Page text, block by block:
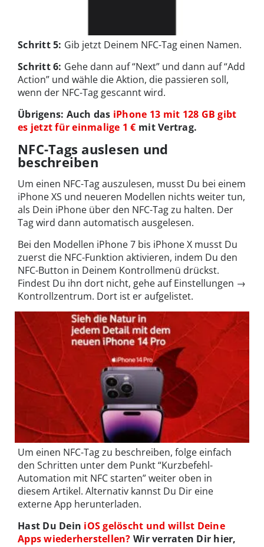
Schritt 5: Gib jetzt Deinem NFC-Tag einen Namen.
Schritt 6: Gehe dann auf “Next” und dann auf “Add
Action” und wähle die Aktion, die passieren soll,
wenn der NFC-Tag gescannt wird.
Übrigens: Auch das iPhone 13 mit 128 GB gibt
es jetzt für einmalige 1 € mit Vertrag.
NFC-Tags auslesen und
beschreiben
Um einen NFC-Tag auszulesen, musst Du bei einem
iPhone XS und neueren Modellen nichts weiter tun,
als Dein iPhone über den NFC-Tag zu halten. Der
Tag wird dann automatisch ausgelesen.
Bei den Modellen iPhone 7 bis iPhone X musst Du
zuerst die NFC-Funktion aktivieren, indem Du den
NFC-Button in Deinem Kontrollmenü drückst.
Findest Du ihn dort nicht, gehe auf Einstellungen →
Kontrollzentrum. Dort ist er aufgelistet.
Um einen NFC-Tag zu beschreiben, folge einfach
den Schritten unter dem Punkt “Kurzbefehl-
Automation mit NFC starten” weiter oben in
diesem Artikel. Alternativ kannst Du Dir eine
externe App herunterladen.
Hast Du Dein iOS gelöscht und willst Deine
Apps wiederherstellen? Wir verraten Dir hier,